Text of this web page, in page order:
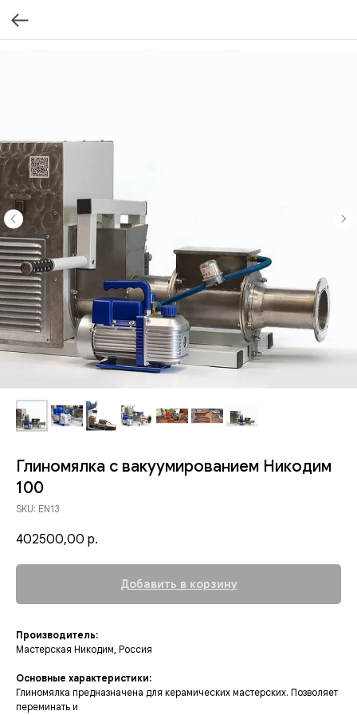
Глиномялка с вакуумированием Никодим
100
SKU: EN13
402500,00 р.
Добавить в корзину
Производитель:
Мастерская Никодим, Россия
Основные характеристики:
Глиномялка предназначена для керамических мастерских. Позволяет
переминать и